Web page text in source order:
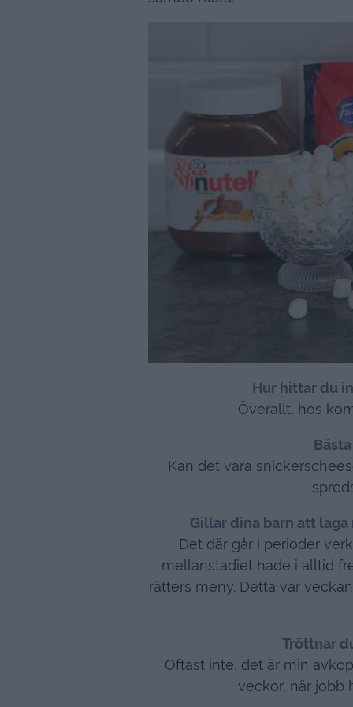
Hur hittar du
Överallt, hos
Kan det vara
Gillar dina barn att
Det där går i perioder
mellanstadiet hade i alltid
rätters meny. Detta var
Tröttnar
Oftast inte, det är min
veckor, när jobb